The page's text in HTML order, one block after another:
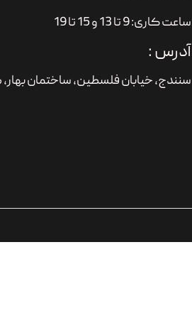
ساعت کاری: 9 تا 13 و 15 تا 19
آدرس :
سنندج، خیابان فلسطین،‌ ساختمان بهار،